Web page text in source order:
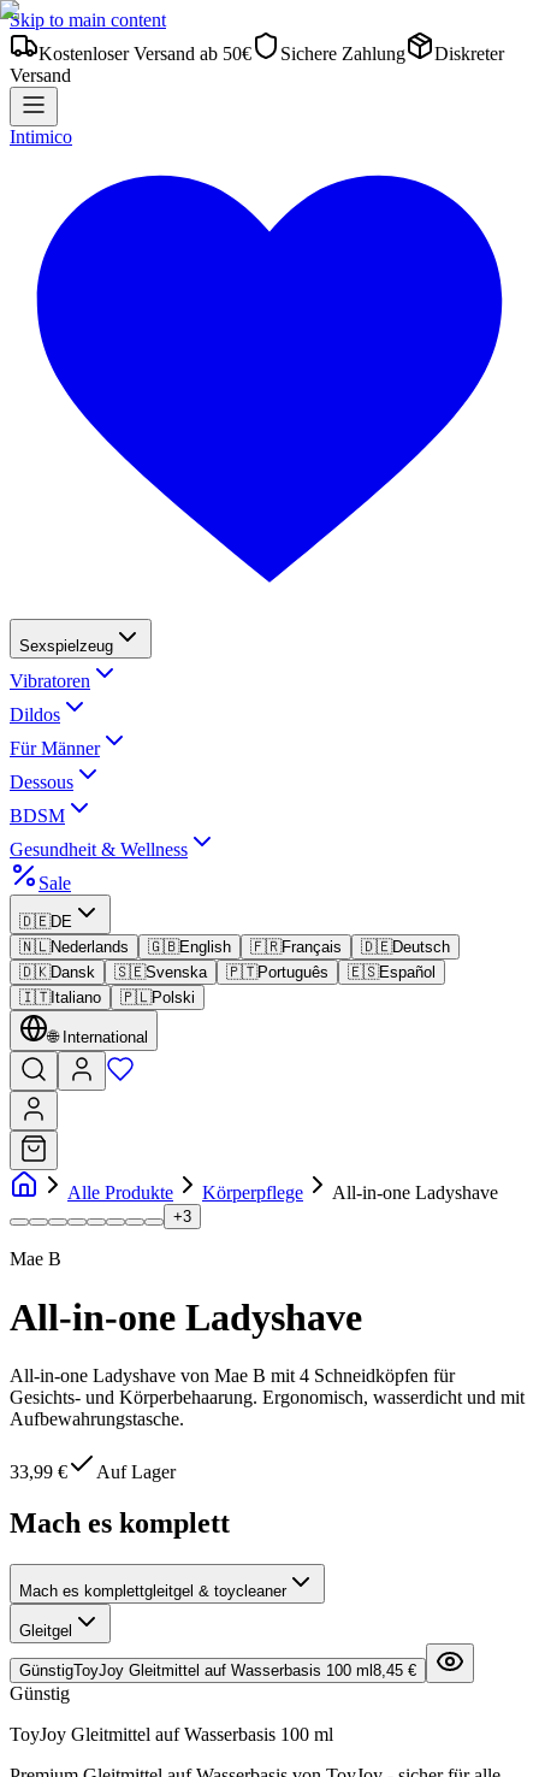
Skip to main content
Kostenloser Versand ab 50€
Sichere Zahlung
Diskreter
Versand
Intimico
Sexspielzeug
Vibratoren
Dildos
Für Männer
Dessous
BDSM
Gesundheit & Wellness
Sale
🇩🇪DE
🇳🇱Nederlands 🇬🇧English 🇫🇷Français 🇩🇪Deutsch
🇩🇰Dansk 🇸🇪Svenska 🇵🇹Português 🇪🇸Español
🇮🇹Italiano 🇵🇱Polski
🌐 International
Alle Produkte Körperpflege All-in-one Ladyshave
+3
Mae B
All-in-one Ladyshave
All-in-one Ladyshave von Mae B mit 4 Schneidköpfen für
Gesichts- und Körperbehaarung. Ergonomisch, wasserdicht und mit
Aufbewahrungstasche.
33,99 € Auf Lager
Mach es komplett
Mach es komplettgleitgel & toycleaner
Gleitgel
GünstigToyJoy Gleitmittel auf Wasserbasis 100 ml 8,45 €
Günstig
ToyJoy Gleitmittel auf Wasserbasis 100 ml